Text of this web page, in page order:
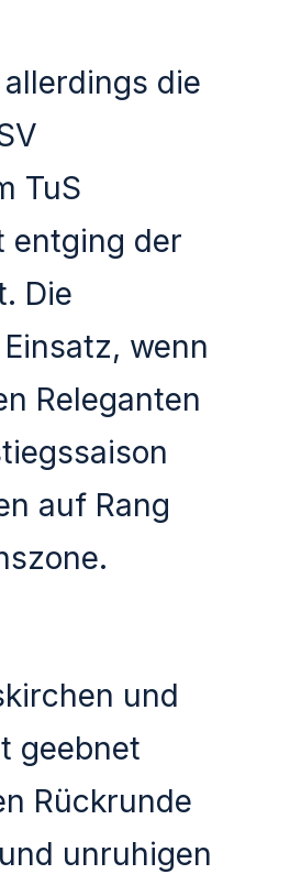
die
TuS
entging der
Die
wenn
Releganten
auf Rang
und
geebnet
Rückrunde
unruhigen